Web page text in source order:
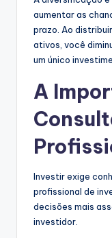
aumentar as
prazo. Ao
ativos, você
um único
A
Investir exige
profissional de
decisões mais
investidor.